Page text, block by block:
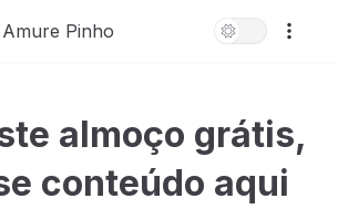
Pinho
almoço grátis,
conteúdo aqui